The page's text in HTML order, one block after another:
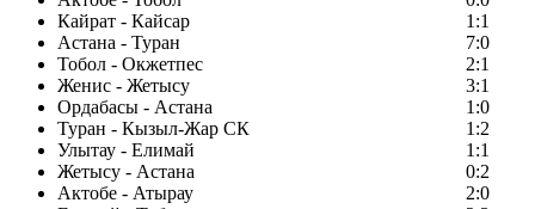
Кайрат - Кайсар
1:1
Астана - Туран
7:0
Тобол - Окжетпес
2:1
Женис - Жетысу
3:1
Ордабасы - Астана
1:0
Туран - Кызыл-Жар СК
1:2
Улытау - Елимай
1:1
Жетысу - Астана
0:2
Актобе - Атырау
2:0